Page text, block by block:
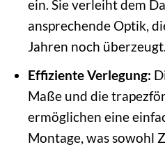
ein. Sie verleiht dem
ansprechende Optik,
Jahren noch überzeugt.
Effiziente Verlegung:
Maße und die
ermöglichen eine
Montage, was sowohl